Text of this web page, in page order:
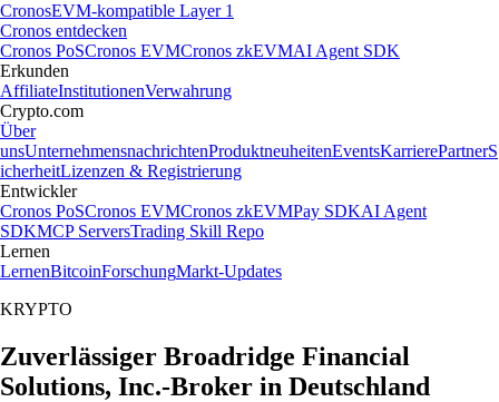
CronosEVM-kompatible Layer 1
Cronos entdecken
Cronos PoSCronos EVMCronos zkEVMAI Agent SDK
Erkunden
AffiliateInstitutionenVerwahrung
Crypto.com
Über
unsUnternehmensnachrichtenProduktneuheitenEventsKarrierePartnerS
icherheitLizenzen & Registrierung
Entwickler
Cronos PoSCronos EVMCronos zkEVMPay SDKAI Agent
SDKMCP ServersTrading Skill Repo
Lernen
LernenBitcoinForschungMarkt-Updates
KRYPTO
Zuverlässiger Broadridge Financial
Solutions, Inc.-Broker in Deutschland